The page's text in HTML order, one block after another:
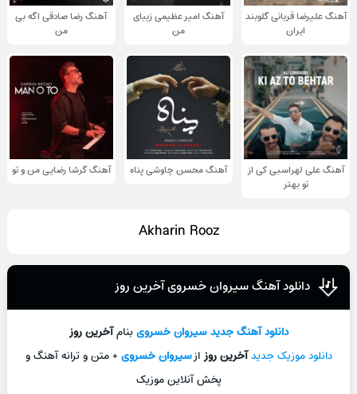
آهنگ علیرضا قربانی گلوبند
ایران
آهنگ امیر عظیمی زیبای
من
آهنگ رضا صادقی اگه بی
من
آهنگ علی لهراسبی کی از
تو ‌بهتر
آهنگ محسن چاوشی پناه آهنگ گرشا رضایی من و تو
Akharin Rooz
دانلود آهنگ سیروان خسروی آخرین روز
دانلود آهنگ جديدسیروان خسرویبنامآخرین روز
دانلود موزیک جديدآخرین روزازسیروان خسروی+ متن و ترانه آهنگ و
پخش آنلاين موزيک